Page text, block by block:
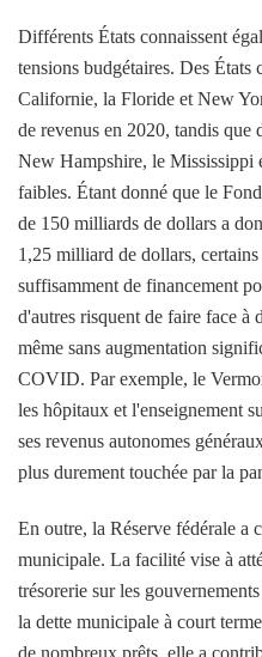
Différents États connaissent
tensions budgétaires. Des
Californie, la Floride et New
de revenus en 2020, tandis que
New Hampshire, le Mississippi
faibles. Étant donné que le
de 150 milliards de dollars a
1,25 milliard de dollars,
suffisamment de financement
d'autres risquent de faire face à
même sans augmentation
COVID. Par exemple, le
les hôpitaux et l'enseignement
ses revenus autonomes
plus durement touchée par la
En outre, la Réserve fédérale a
municipale. La facilité vise à
trésorerie sur les
la dette municipale à court